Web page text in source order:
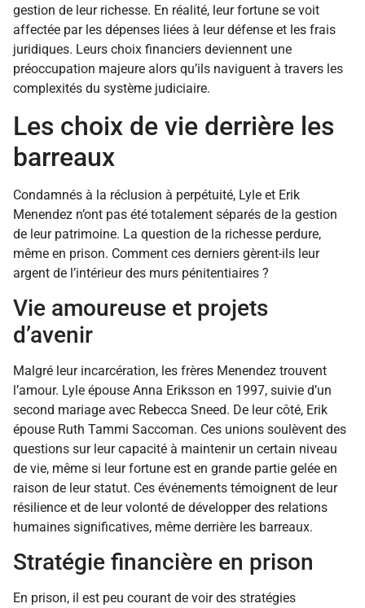
gestion de leur richesse. En réalité, leur fortune se voit
affectée par les dépenses liées à leur défense et les frais
juridiques. Leurs choix financiers deviennent une
préoccupation majeure alors qu’ils naviguent à travers les
complexités du système judiciaire.
Les choix de vie derrière les
barreaux
Condamnés à la réclusion à perpétuité, Lyle et Erik
Menendez n’ont pas été totalement séparés de la gestion
de leur patrimoine. La question de la richesse perdure,
même en prison. Comment ces derniers gèrent-ils leur
argent de l’intérieur des murs pénitentiaires ?
Vie amoureuse et projets
d’avenir
Malgré leur incarcération, les frères Menendez trouvent
l’amour. Lyle épouse Anna Eriksson en 1997, suivie d’un
second mariage avec Rebecca Sneed. De leur côté, Erik
épouse Ruth Tammi Saccoman. Ces unions soulèvent des
questions sur leur capacité à maintenir un certain niveau
de vie, même si leur fortune est en grande partie gelée en
raison de leur statut. Ces événements témoignent de leur
résilience et de leur volonté de développer des relations
humaines significatives, même derrière les barreaux.
Stratégie financière en prison
En prison, il est peu courant de voir des stratégies